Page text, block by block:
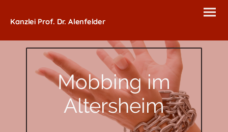
Kanzlei Prof. Dr. Alenfelder
Mobbing im
Altersheim